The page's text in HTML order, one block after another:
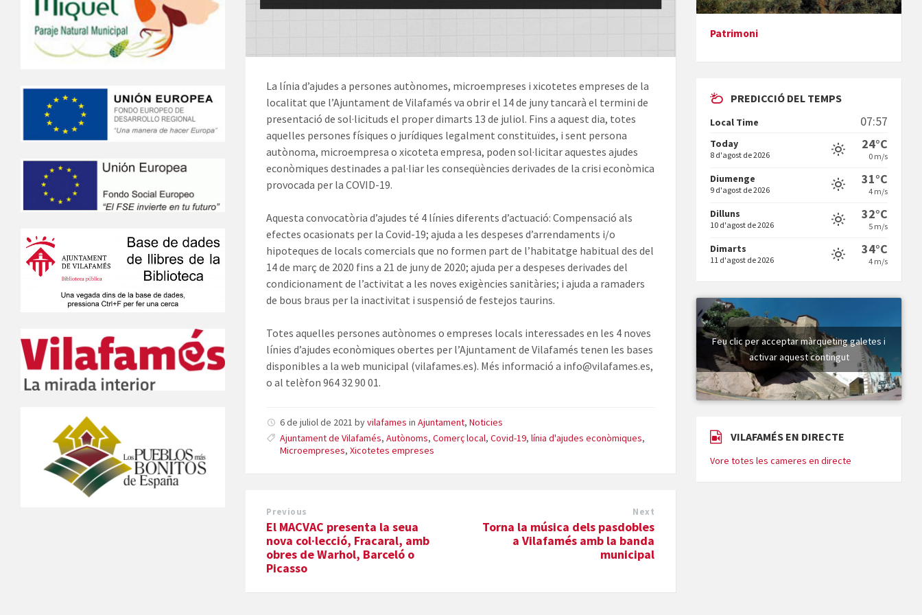
La línia d’ajudes a persones autònomes, microempreses i xicotetes empreses de la
localitat que l’Ajuntament de Vilafamés va obrir el 14 de juny tancarà el termini de
presentació de sol·licitudsel proper dimarts 13 de juliol. Fins a aquest dia, totes
aquelles persones físiques o jurídiques legalment constituïdes, i sent persona
autònoma, microempresa o xicoteta empresa, poden sol·licitar aquestes ajudes
econòmiques destinades a pal·liar les conseqüències derivades de la crisi econòmica
provocada per laCOVID-19.
Aquesta convocatòria d’ajudes té 4 línies diferents d’actuació: Compensació als
efectes ocasionats per laCovid-19; ajuda a les despeses d’arrendaments i/o
hipoteques de locals comercials que no formen part de l’habitatge habitual des del
14 de març de 2020 fins a 21 de juny de 2020; ajuda per a despeses derivades del
condicionament de l’activitat a les noves exigències sanitàries; i ajuda a ramaders
de bous braus per la inactivitat i suspensió de festejos taurins.
Totes aquelles persones autònomes o empreses locals interessades en les 4 noves
línies d’ajudes econòmiques obertes per l’Ajuntament de Vilafamés tenen les bases
disponibles a la web municipal (vilafames.es). Més informació a info@vilafames.es,
o al telèfon 964 32 90 01.
6 de juliol de 2021byvilafames inAjuntament,Noticies
Ajuntament de Vilafamés,Autònoms,Comerç local,Covid-19,línia d'ajudes econòmiques,
Microempreses,Xicotetes empreses
Previous
El MACVAC presenta la seua
nova col·lecció, Fracaral, amb
obres de Warhol, Barceló o
Picasso
Next
Torna la música dels pasdobles
a Vilafamés amb la banda
municipal
mare&quot;, d'Emma Zafon
Vermuts a la Font. Hit parit
Patrimoni
PREDICCIÓ DEL TEMPS
Local Time 07:57
Today
8 d'agost de 2026
24°C
0 m/s
Diumenge
9 d'agost de 2026
31°C
4 m/s
Dilluns
10 d'agost de 2026
32°C
5 m/s
Dimarts
11 d'agost de 2026
34°C
4 m/s
Feu clic per acceptar màrqueting galetes i
activar aquest contingut
VILAFAMÉS EN DIRECTE
Vore totes les cameres en directe